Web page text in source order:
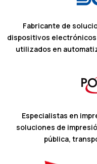
Fabricante de
dispositivos
utilizados en
Especialistas en
soluciones de
pública,